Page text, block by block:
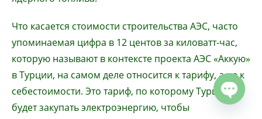
Что касается стоимости строительства АЭС, часто
упоминаемая цифра в 12 центов за киловатт-час,
которую называют в контексте проекта АЭС «Аккую»
в Турции, на самом деле относится к тарифу, а не к
себестоимости. Это тариф, по которому Турция
будет закупать электроэнергию, чтобы